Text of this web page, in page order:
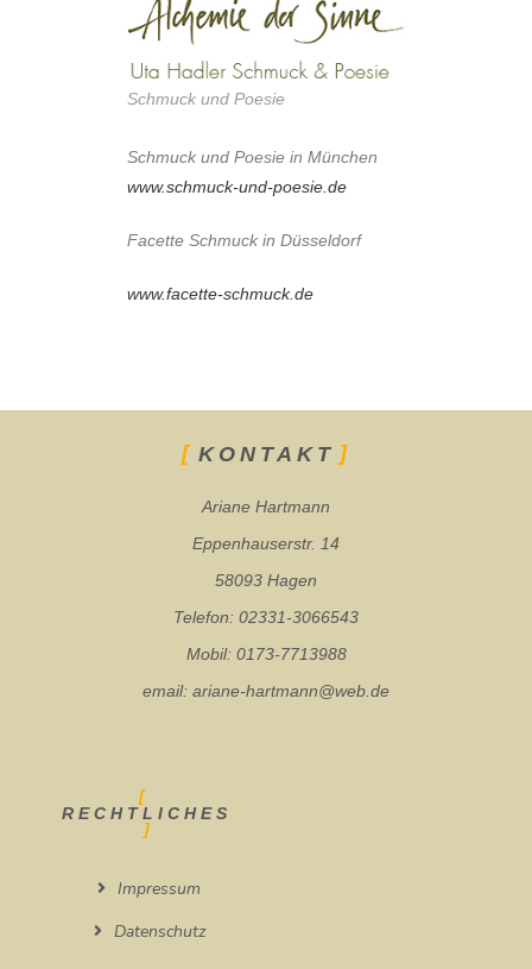
Schmuck und Poesie
Schmuck und Poesie in München
www.schmuck-und-poesie.de
Facette Schmuck in Düsseldorf
www.facette-schmuck.de
KONTAKT
Ariane Hartmann
Eppenhauserstr. 14
58093 Hagen
Telefon: 02331-3066543
Mobil: 0173-7713988
email: ariane-hartmann@web.de
RECHTLICHES
Impressum
Datenschutz